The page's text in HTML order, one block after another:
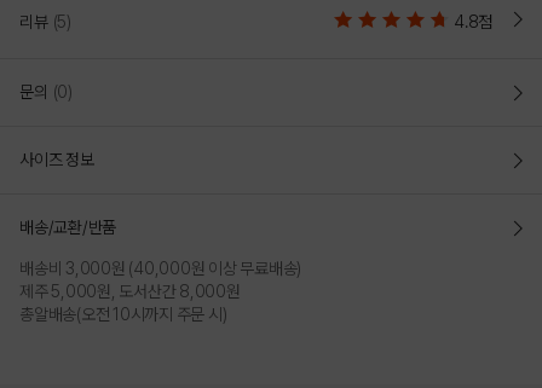
리뷰 (5) 4.8점
문의 (0)
사이즈 정보
배송/교환/반품
배송비 3,000원 (40,000원 이상 무료배송)
제주 5,000원, 도서산간 8,000원
총알배송(오전 10시까지 주문 시)